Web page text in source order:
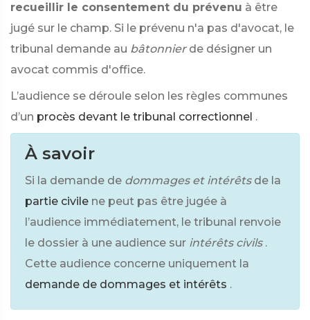
recueillir le consentement du prévenu à être
jugé sur le champ. Si le prévenu n'a pas d'avocat, le
tribunal demande au bâtonnier de désigner un
avocat commis d'office.
L’audience se déroule selon les règles communes
d’un procès devant le tribunal correctionnel .
À savoir
Si la demande de dommages et intérêts de la
partie civile ne peut pas être jugée à
l’audience immédiatement, le tribunal renvoie
le dossier à une audience sur intérêts civils .
Cette audience concerne uniquement la
demande de dommages et intérêts .